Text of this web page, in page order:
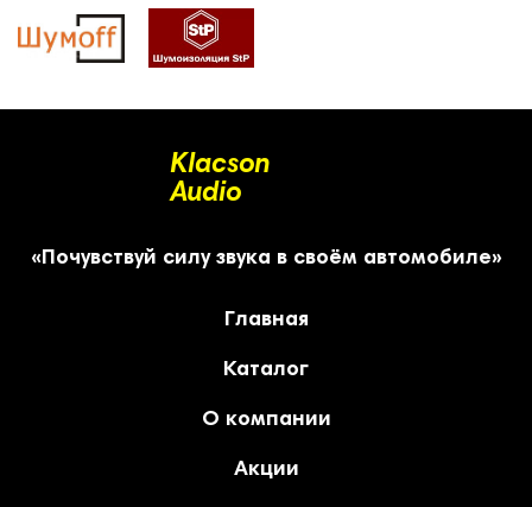
Klacson
Audio
«Почувствуй силу звука в своём автомобиле»
Главная
Каталог
О компании
Акции